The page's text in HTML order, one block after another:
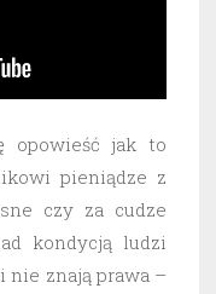
opowieść jak to
pieniądze z
czy za cudze
kondycją ludzi
nie znają prawa –